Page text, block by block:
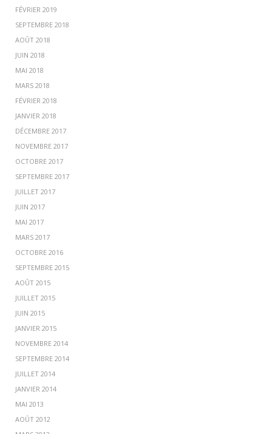
FÉVRIER 2019
SEPTEMBRE 2018
AOÛT 2018
JUIN 2018
MAI 2018
MARS 2018
FÉVRIER 2018
JANVIER 2018
DÉCEMBRE 2017
NOVEMBRE 2017
OCTOBRE 2017
SEPTEMBRE 2017
JUILLET 2017
JUIN 2017
MAI 2017
MARS 2017
OCTOBRE 2016
SEPTEMBRE 2015
AOÛT 2015
JUILLET 2015
JUIN 2015
JANVIER 2015
NOVEMBRE 2014
SEPTEMBRE 2014
JUILLET 2014
JANVIER 2014
MAI 2013
AOÛT 2012